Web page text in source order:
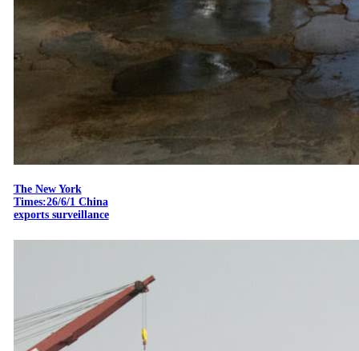
The New York
Times:26/6/1 China
exports surveillance